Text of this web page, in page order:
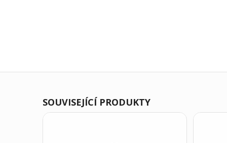
SOUVISEJÍCÍ PRODUKTY